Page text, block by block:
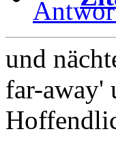
und
far-away'